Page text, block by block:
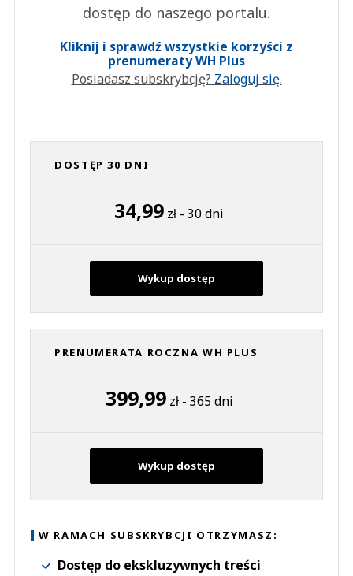
dostęp do naszego portalu.
Kliknij i sprawdź wszystkie korzyści z
prenumeraty WH Plus
Posiadasz subskrybcję? Zaloguj się.
DOSTĘP 30 DNI
34,99 zł - 30 dni
Wykup dostęp
PRENUMERATA ROCZNA WH PLUS
399,99zł - 365 dni
Wykup dostęp
W RAMACH SUBSKRYBCJI OTRZYMASZ:
Dostęp do ekskluzywnych treści